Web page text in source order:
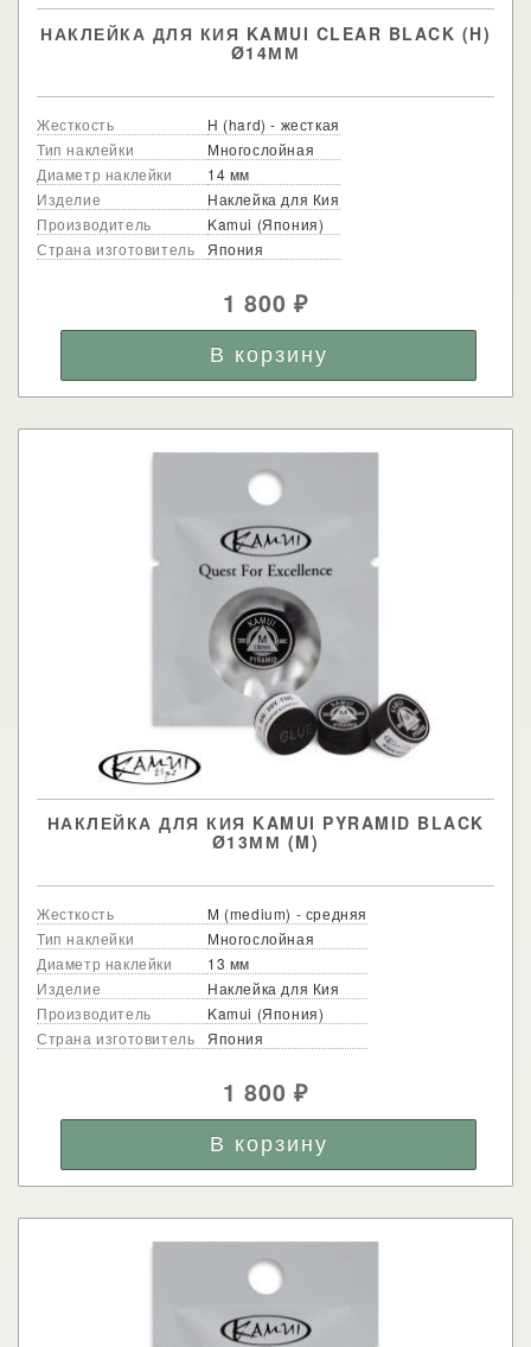
НАКЛЕЙКА ДЛЯ КИЯ KAMUI CLEAR BLACK (H)
Ø14ММ
Жесткость
H (hard) - жесткая
Тип наклейки
Многослойная
Диаметр наклейки
14 мм
Изделие
Наклейка для Кия
Производитель
Kamui (Япония)
Страна изготовитель
Япония
1 800₽
НАКЛЕЙКА ДЛЯ КИЯ KAMUI PYRAMID BLACK
Ø13ММ (M)
Жесткость
M (medium) - средняя
Тип наклейки
Многослойная
Диаметр наклейки
13 мм
Изделие
Наклейка для Кия
Производитель
Kamui (Япония)
Страна изготовитель
Япония
1 800₽